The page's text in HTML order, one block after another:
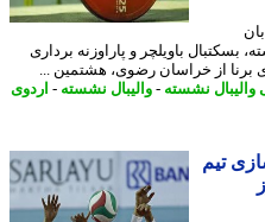
باویلچر و پاراوزنه برداری
از خراسان رضوی، هشتمین ...
نشسته-والیبال نشسته-اردوی
تیم